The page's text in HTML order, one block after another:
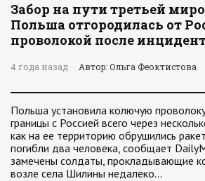
Забор на пути третьей
Польша отгородилась от
проволокой после
4 года назад Автор: Ольга Феоктистова
Польша установила колючую
границы с Россией всего через
как на ее территорию обрушились
погибли два человека, сообщает
замечены солдаты, прокладывающие
возле села Шилины недалеко…